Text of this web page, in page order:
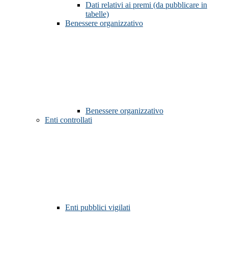
Dati relativi ai premi (da pubblicare in
tabelle)
Benessere organizzativo
Benessere organizzativo
Enti controllati
Enti pubblici vigilati